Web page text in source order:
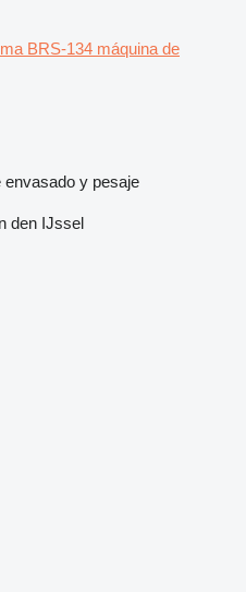
BRS-134 máquina de
envasado y pesaje
den IJssel